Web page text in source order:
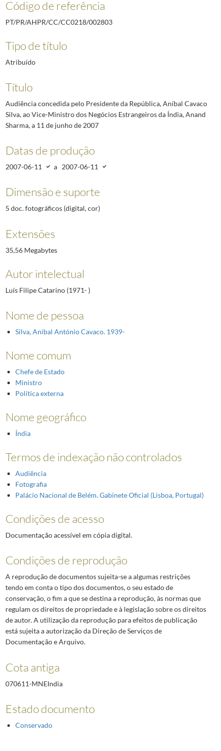
Código de referência
PT/PR/AHPR/CC/CC0218/002803
Tipo de título
Atribuído
Título
Audiência concedida pelo Presidente da República, Aníbal Cavaco
Silva, ao Vice-Ministro dos Negócios Estrangeiros da Índia, Anand
Sharma, a 11 de junho de 2007
Datas de produção
2007-06-11 a 2007-06-11
Dimensão e suporte
5 doc. fotográficos (digital, cor)
Extensões
35,56 Megabytes
Autor intelectual
Luís Filipe Catarino (1971- )
Nome de pessoa
Silva, Aníbal António Cavaco. 1939-
Nome comum
Chefe de Estado
Ministro
Política externa
Nome geográfico
Índia
Termos de indexação não controlados
Audiência
Fotografia
Palácio Nacional de Belém. Gabinete Oficial (Lisboa, Portugal)
Condições de acesso
Documentação acessível em cópia digital.
Condições de reprodução
A reprodução de documentos sujeita-se a algumas restrições
tendo em conta o tipo dos documentos, o seu estado de
conservação, o fim a que se destina a reprodução, às normas que
regulam os direitos de propriedade e à legislação sobre os direitos
de autor. A utilização da reprodução para efeitos de publicação
está sujeita a autorização da Direção de Serviços de
Documentação e Arquivo.
Cota antiga
070611-MNEIndia
Estado documento
Conservado